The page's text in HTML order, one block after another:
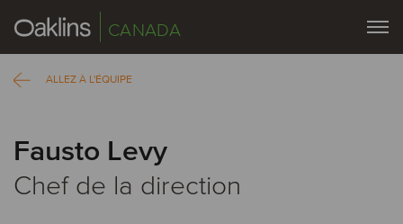
CANADA
ALLEZ À L'ÉQUIPE
Fausto Levy
Chef de la direction